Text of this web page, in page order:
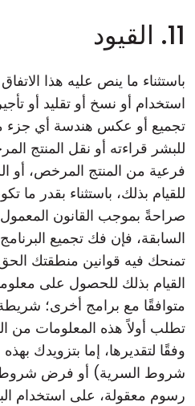
11. القيود
باستثناء ما ينص عليه هذا
استخدام أو نسخ أو تقليد أو
تجميع أو عكس هندسة أي جزء
للبشر قراءته أو نقل المنتج
فرعية من المنتج المرخص، أو
للقيام بذلك، باستثناء بقدر ما
صراحةً بموجب القانون
السابقة، فإن فك تجميع
تمنحك فيه قوانين منطقتك الحق
القيام بذلك للحصول على
متوافقًا مع برامج أخرى؛
تطلب أولاً هذه المعلومات من
وفقًا لتقديرها، إما بتزويدك
شروط السرية) أو فرض شروط
رسوم معقولة، على استخدام